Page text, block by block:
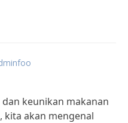
keunikan makanan
kita akan mengenal